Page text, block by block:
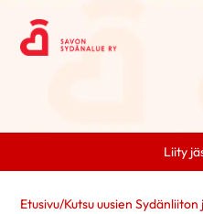
Liity
Etusivu/Kutsu uusien